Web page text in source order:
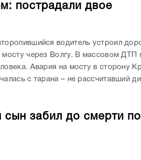
пострадали двое
водитель устроил
мосту через Волгу. В массовом ДТП
Авария на мосту в сторону
с тарана – не рассчитавший
забил до смерти